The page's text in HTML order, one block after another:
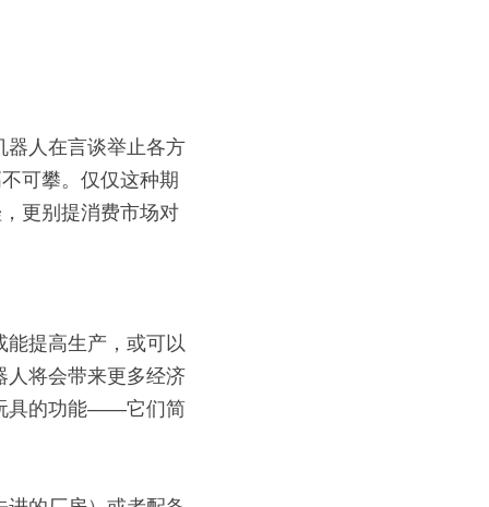
器人在言谈举止各方
可攀。仅仅这种期
更别提消费市场对
能提高生产，或可以
人将会带来更多经济
具的功能——它们简